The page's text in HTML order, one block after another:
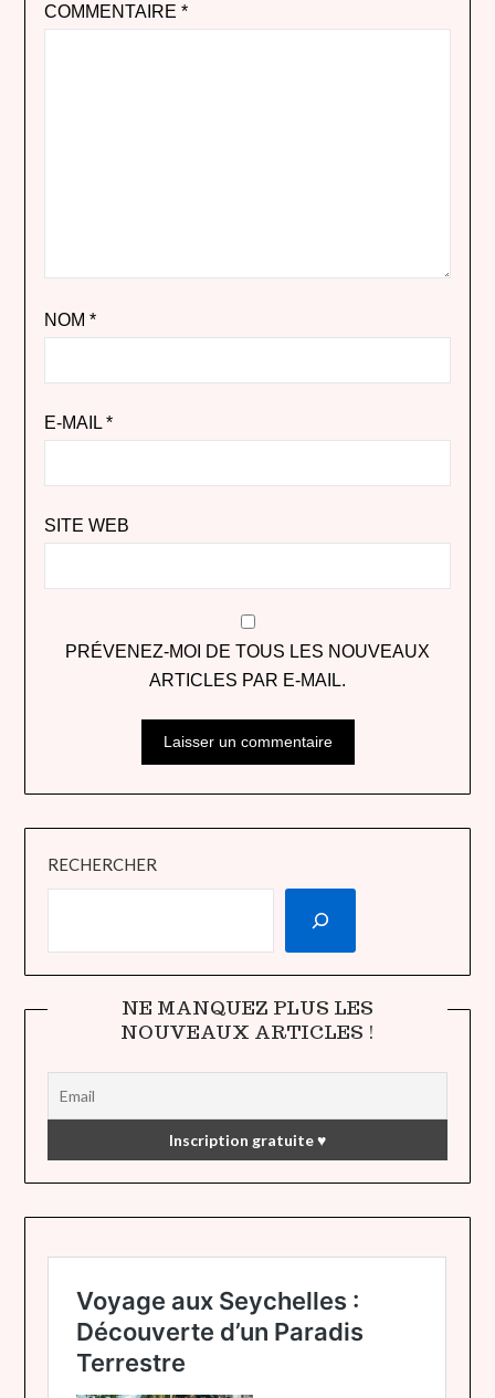
COMMENTAIRE *
NOM *
E-MAIL *
SITE WEB
PRÉVENEZ-MOI DE TOUS LES NOUVEAUX
ARTICLES PAR E-MAIL.
RECHERCHER
NE MANQUEZ PLUS LES
NOUVEAUX ARTICLES !